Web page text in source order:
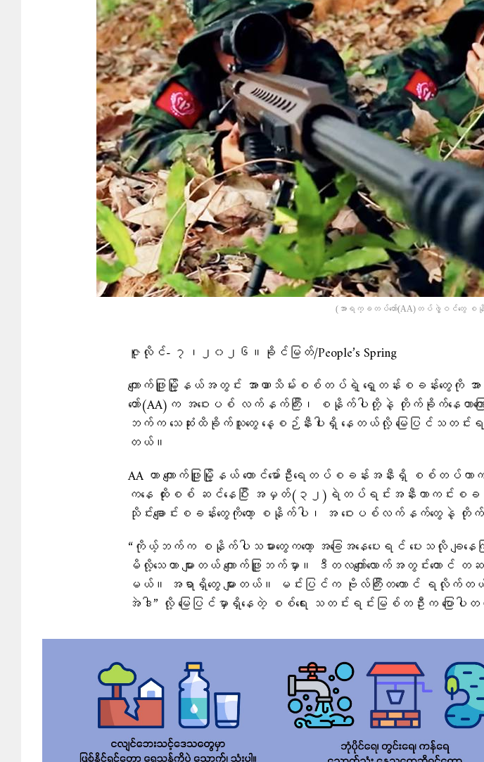
(အာရက္ခတပ်​တော်(AA)တပ်ဖွဲ့ဝင်​တွေ စနို
ဇူလိုင်- ၇၊၂၀၂၆။ခိုင်မြတ်/People’s Spring
ကျောက်ဖြူမြို့နယ်အတွင်း အာဏာသိမ်းစစ်တပ်ရဲ့ ရှေ့တန်းစခန်းတွေကို
တော်(AA)က အဝေးပစ် လက်နက်ကြီး၊ စနိုက်ပါတို့နဲ့ တိုက်ခိုက်နေတာ
ဘက်က သေဆုံးထိခိုက်သူတွေ နေ့စဉ်နီးပါးရှိ နေတယ်လို့ မြေပြင်သတင်းရင်း
တယ်။
AA ဟာ ကျောက်ဖြူမြို့နယ် တောင်မော်ဦးရေတပ်စခန်းအနီးရှိ စစ်တပ်ကာ
ကနေ ထိုးစစ် ဆင်နေပြီး အမှတ်(၃၂)ရဲတပ်ရင်းအနီးကာကင်းစခန်
သိုင်းချောင်းစခန်းတွေကိုတော့ စနိုက်ပါ၊ အ ဝေးပစ်လက်နက်တွေနဲ့ တို
“ကိုယ့်ဘက်က စနိုက်ပါသမားတွေကတော့ အခြေအနေပေးရင် ပေးသလို ချ
မိလို့သေတာ များတယ် ကျောက်ဖြူဘက်မှာ။ ဒီတလကျော်လောက်အတွင်းတော
မယ်။ အရာရှိတွေ များတယ်။ မင်းပြင်က ဗိုလ်ကြီးတကောင် ရလိုက်
အဲဒါ” လို့ မြေပြင်မှာရှိနေတဲ့ စစ်ရေး သတင်းရင်းမြစ်တဦးက ပြောပါ